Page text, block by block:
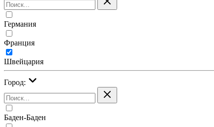
Германия
Франция
Швейцария
Город:
Баден-Баден